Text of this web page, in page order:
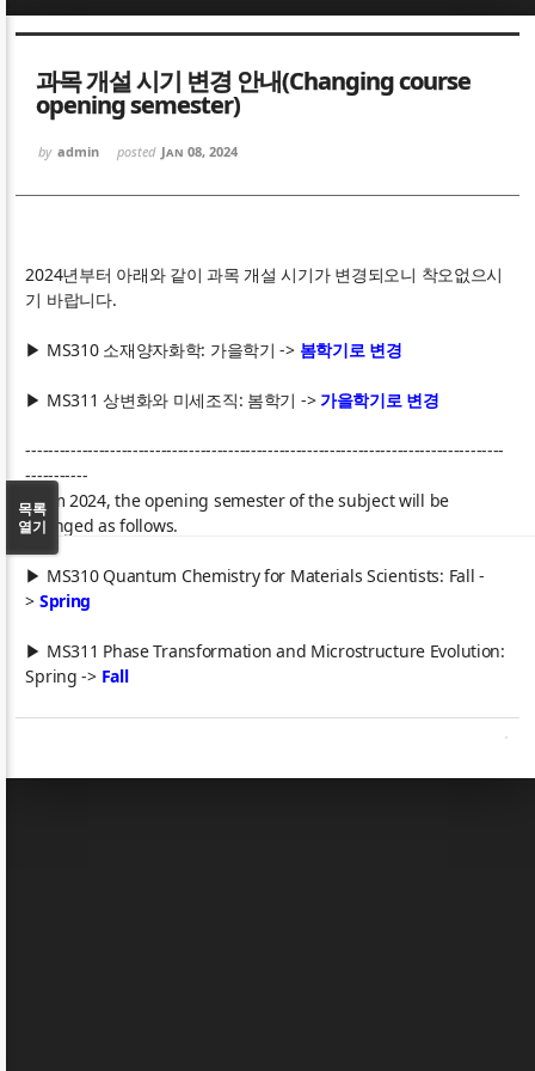
과목 개설 시기 변경 안내(Changing course
opening semester)
by admin posted Jan 08, 2024
2024년부터 아래와 같이 과목 개설 시기가 변경되오니 착오없으시
기 바랍니다.
▶ MS310 소재양자화학: 가을학기 -> 봄학기로 변경
▶ MS311 상변화와 미세조직: 봄학기 ->가을학기로 변경
-------------------------------------------------------------------------------------
-----------
From 2024, the opening semester of the subject will be
changed as follows.
▶ MS310 Quantum Chemistry for Materials Scientists: Fall -
> Spring
▶ MS311 Phase Transformation and Microstructure Evolution:
Spring -> Fall
목록
열기
Sketchbook5, 스케치북5
Sketchbook5, 스케치북5
Sketchbook5, 스케치북5
Sketchbook5, 스케치북5